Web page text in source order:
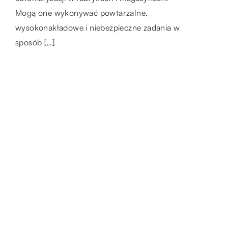
mieszkaniu. Proces ten […]
wówczas solidnie odpocząć, zwolnić nieco
tempo i […]
Mogą one wykonywać powtarzalne,
wysokonakładowe i niebezpieczne zadania w
sposób […]